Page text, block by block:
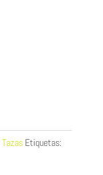
Tazas Etiquetas: